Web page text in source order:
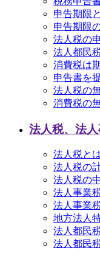
申告期限
申告期限
法人税の
法人都民
消費税は
申告書を
法人税の
消費税の
法人税、法
法人税と
法人税の
法人税の
法人事業
法人事業
地方法人
法人都民
法人都民